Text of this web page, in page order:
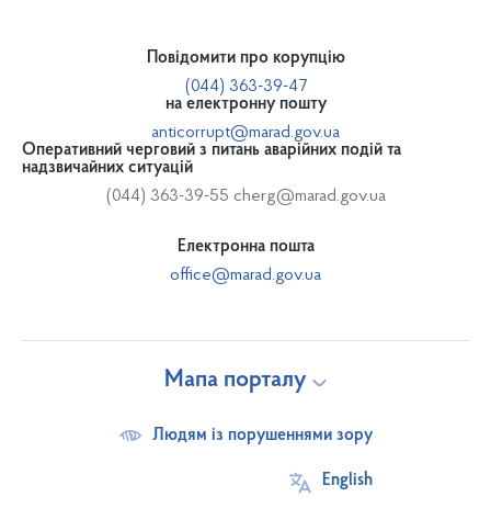
Повідомити про корупцію
(044) 363-39-47
на електронну пошту
anticorrupt@marad.gov.ua
Оперативний черговий з питань аварійних подій та
надзвичайних ситуацій
(044) 363-39-55 cherg@marad.gov.ua
Електронна пошта
office@marad.gov.ua
Мапа порталу
Людям із порушеннями зору
English